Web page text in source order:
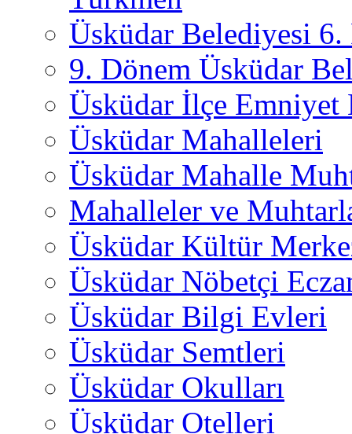
Üsküdar Belediyesi 6.
9. Dönem Üsküdar
Üsküdar İlçe
Üsküdar Mahalleleri
Üsküdar Mahalle
Mahalleler ve
Üsküdar Kültür
Üsküdar Nöbetçi
Üsküdar Bilgi Evleri
Üsküdar Semtleri
Üsküdar Okulları
Üsküdar Otelleri